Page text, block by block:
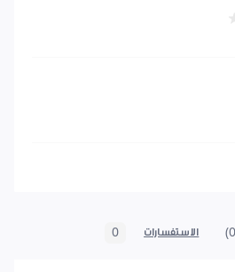
الاستفسارات 0